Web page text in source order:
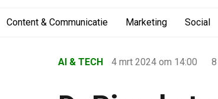
Content & Communicatie Marketing Social
›
AI & TECH 4 mrt 2024 om 14:00